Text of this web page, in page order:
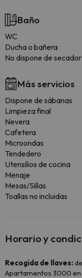
Baño
WC
Ducha o bañera
No dispone de
Más servicios
Dispone de sábanas
Limpieza final
Nevera
Cafetera
Microondas
Tendedero
Utensilios de cocina
Menaje
Mesas/Sillas
Toallas no incluidas
Horario y
Recogida de llaves:
Apartamentos 3000